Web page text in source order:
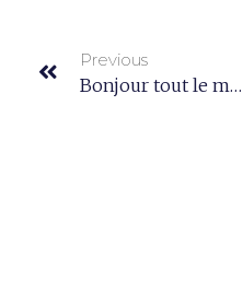
Previous
Bonjour tout le monde !